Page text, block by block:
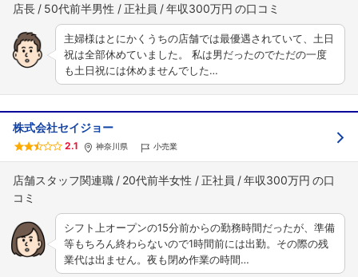
店長 50代前半男性 正社員 年収300万円
主婦様はとにかくうちの店舗では最優遇されていて、土日
祝は全部休めていました。 私は男だったのでただの一度
も土日祝には休めませんでした…
株式会社セイジョー
2.1 神奈川県 小売業
店舗スタッフ関連職 20代前半女性 正社員 年収300万円
シフト上オープンの15分前からの勤務時間だったが、準備
等もちろん終わらないので1時間前には出勤。その際の残
業代は出ません。夜も閉め作業の時間…